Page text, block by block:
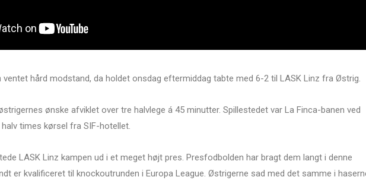
ventet hård modstand, da holdet onsdag eftermiddag tabte med 6-2 til LASK Linz fra Østrig.
ønske afviklet over tre halvlege á 45 minutter. Spillestedet var La Finca-banen ved
times kørsel fra SIF-hotellet.
LASK Linz kampen ud i et meget højt pres. Presfodbolden har bragt dem langt i denne
er kvalificeret til knockoutrunden i Europa League. Østrigerne sad med det samme i